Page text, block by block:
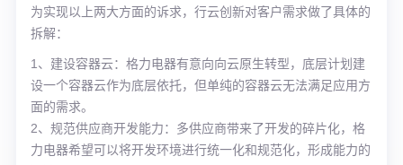
为实现以上两大方面的诉求，行云创新对客户需求做了具体的
拆解：
1、建设容器云：格力电器有意向向云原生转型，底层计划建
设一个容器云作为底层依托，但单纯的容器云无法满足应用方
面的需求。
2、规范供应商开发能力：多供应商带来了开发的碎片化，格
力电器希望可以将开发环境进行统一化和规范化，形成能力的